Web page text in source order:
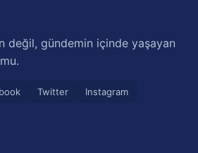
değil, gündemin içinde yaşayan
Twitter
Instagram